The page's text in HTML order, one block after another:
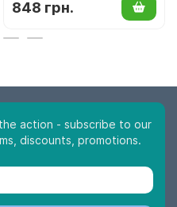
848 грн.
action - subscribe to our
discounts, promotions.